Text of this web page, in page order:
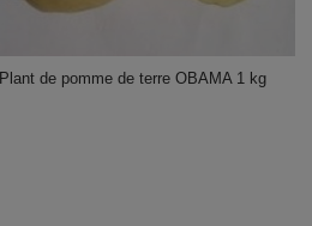
Plant de pomme de terre OBAMA 1 kg